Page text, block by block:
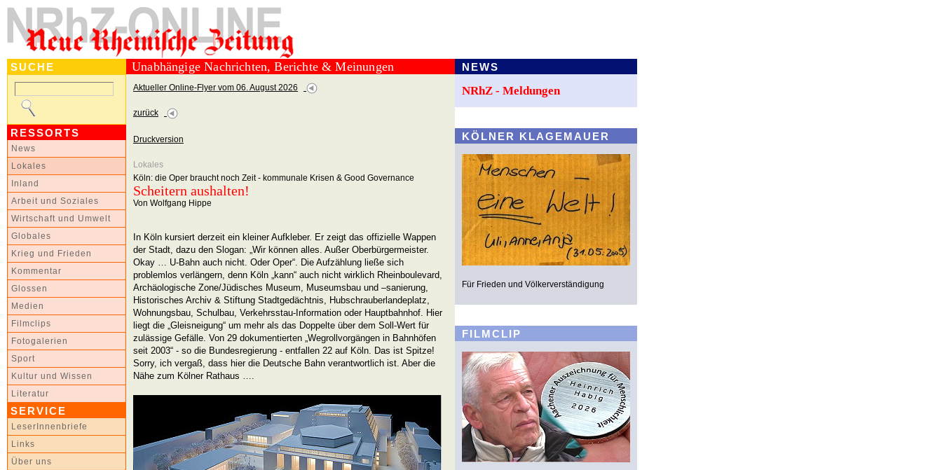
SUCHE
RESSORTS
News
Lokales
Inland
Arbeit und Soziales
Wirtschaft und Umwelt
Globales
Krieg und Frieden
Kommentar
Glossen
Medien
Filmclips
Fotogalerien
Sport
Kultur und Wissen
Literatur
SERVICE
LeserInnenbriefe
Links
Über uns
Unabhängige Nachrichten, Berichte & Meinungen
Aktueller Online-Flyer vom 06. August 2026
zurück
Druckversion
Lokales
Köln: die Oper braucht noch Zeit - kommunale Krisen & Good Governance
Scheitern aushalten!
Von Wolfgang Hippe
In Köln kursiert derzeit ein kleiner Aufkleber. Er zeigt das offizielle Wappen
der Stadt, dazu den Slogan: „Wir können alles. Außer Oberbürgermeister.
Okay … U-Bahn auch nicht. Oder Oper“. Die Aufzählung ließe sich
problemlos verlängern, denn Köln „kann“ auch nicht wirklich Rheinboulevard,
Archäologische Zone/Jüdisches Museum, Museumsbau und –sanierung,
Historisches Archiv & Stiftung Stadtgedächtnis, Hubschrauberlandeplatz,
Wohnungsbau, Schulbau, Verkehrsstau-Information oder Hauptbahnhof. Hier
liegt die „Gleisneigung“ um mehr als das Doppelte über dem Soll-Wert für
zulässige Gefälle. Von 29 dokumentierten „Wegrollvorgängen in Bahnhöfen
seit 2003“ - so die Bundesregierung - entfallen 22 auf Köln. Das ist Spitze!
Sorry, ich vergaß, dass hier die Deutsche Bahn verantwortlich ist. Aber die
Nähe zum Kölner Rathaus ….
NEWS
NRhZ - Meldungen
KÖLNER KLAGEMAUER
Für Frieden und Völkerverständigung
FILMCLIP